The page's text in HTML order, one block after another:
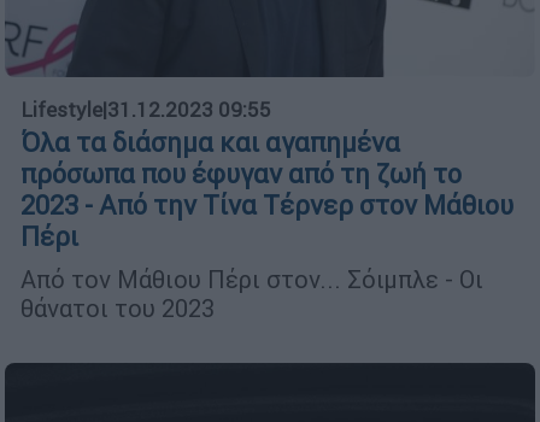
Lifestyle|31.12.2023 09:55
Όλα τα διάσημα και αγαπημένα
πρόσωπα που έφυγαν από τη ζωή το
2023 - Από την Τίνα Τέρνερ στον Μάθιου
Πέρι
Από τον Μάθιου Πέρι στον... Σόιμπλε - Οι
θάνατοι του 2023